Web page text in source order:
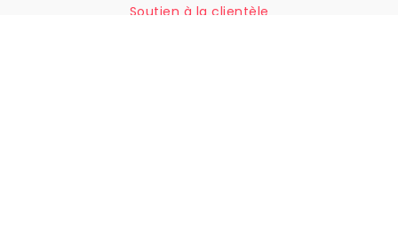
Soutien à la clientèle